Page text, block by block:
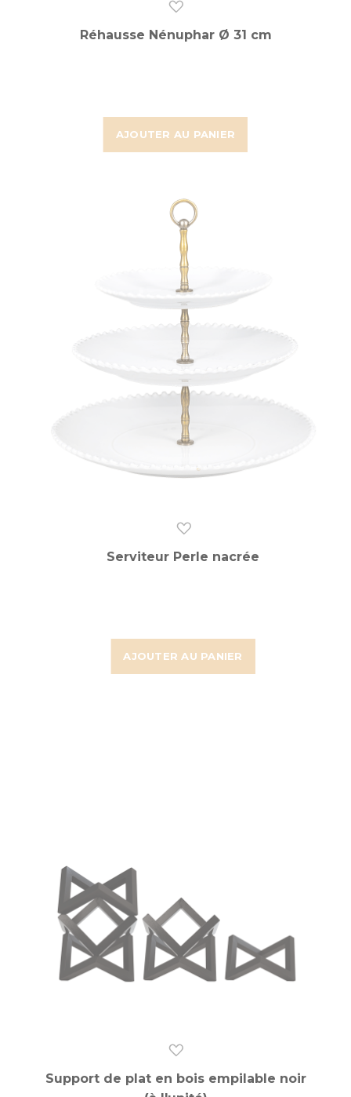
AJOUTER AU PANIER
Réhausse Nénuphar Ø 31 cm
AJOUTER AU PANIER
Serviteur Perle nacrée
Support de plat en bois empilable noir